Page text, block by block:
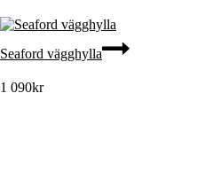
Seaford vägghylla
1 090kr